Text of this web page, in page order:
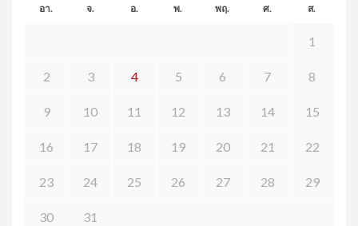
อา. จ. อ. พ. พฤ. ศ. ส.
1
2 3 4 5 6 7 8
9 10 11 12 13 14 15
16 17 18 19 20 21 22
23 24 25 26 27 28 29
30 31